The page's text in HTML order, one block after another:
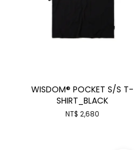
WISDOM® POCKET S/S T-
SHIRT_BLACK
NT$ 2,680